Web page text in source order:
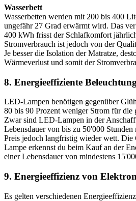
Wasserbett
Wasserbetten werden mit 200 bis 400
ungefähr 27 Grad erwärmt wird. Das
400 kWh frisst der Schlafkomfort
Stromverbrauch ist jedoch von der
Je besser die Isolation der Matratze,
Wärmeverlust und somit der
8. Energieeffiziente
LED-Lampen benötigen gegenüber
80 bis 90 Prozent weniger Strom für die
Zwar sind LED-Lampen in der
Lebensdauer von bis zu 50'000 Stunden
Preis jedoch langfristig wieder wett.
Lampe erkennst du beim Kauf an der
einer Lebensdauer von mindestens
9. Energieeffizienz von
Es gelten verschiedenen